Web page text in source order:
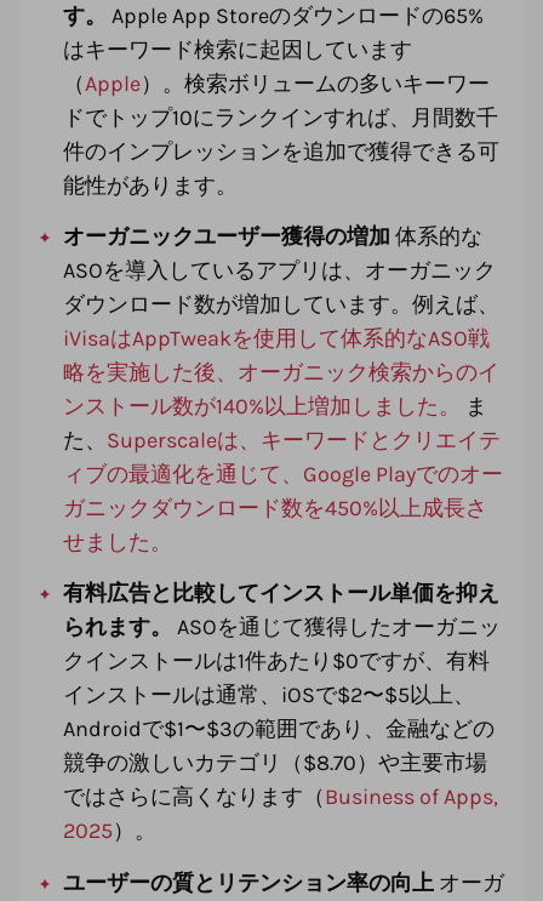
す。
Apple App Storeのダウンロードの65%
はキーワード検索に起因しています
（Apple）。検索ボリュームの多いキーワー
ドでトップ10にランクインすれば、月間数千
件のインプレッションを追加で獲得できる可
能性があります。
オーガニックユーザー獲得の増加 体系的な
ASOを導入しているアプリは、オーガニック
ダウンロード数が増加しています。例えば、
iVisaはAppTweakを使用して体系的なASO戦
略を実施した後、オーガニック検索からのイ
ンストール数が140%以上増加しました。
ま
た、 Superscaleは、キーワードとクリエイテ
ィブの最適化を通じて、Google Playでのオー
ガニックダウンロード数を450%以上成長さ
せました。
有料広告と比較してインストール単価を抑え
られます。
ASOを通じて獲得したオーガニッ
クインストールは1件あたり$0ですが、有料
インストールは通常、iOSで$2〜$5以上、
Androidで$1〜$3の範囲であり、金融などの
競争の激しいカテゴリ（$8.70）や主要市場
ではさらに高くなります（Business of Apps,
2025）。
ユーザーの質とリテンション率の向上 オーガ